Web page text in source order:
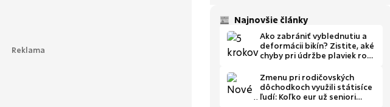
Najnovšie články
Ako zabrániť vyblednutiu a
deformácii bikín? Zistite, aké
chyby pri údržbe plaviek robí
Zmenu pri rodičovských
dôchodkoch využili státisíce
ľudí: Koľko eur už seniori